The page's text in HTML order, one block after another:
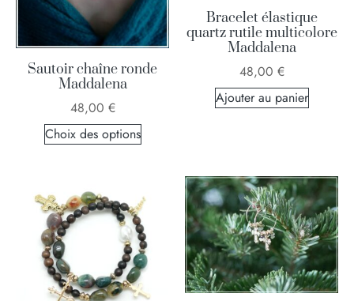
Sautoir chaîne ronde
Maddalena
48,00 €
Choix des options
Bracelet élastique
quartz rutile multicolore
Maddalena
48,00 €
Ajouter au panier